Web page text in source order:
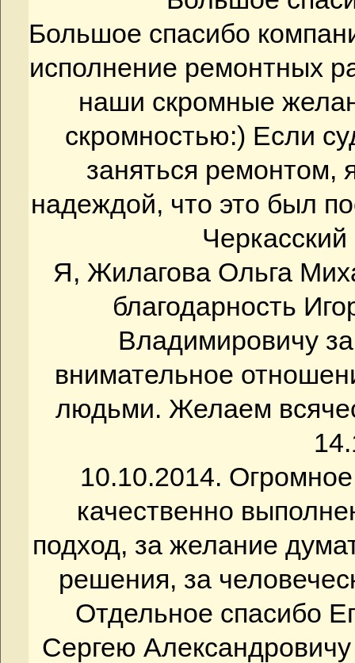
Большое спасибо
исполнение ремонтных
наши скромные
скромностью:) Если
заняться ремонтом,
надеждой, что это был
Я, Жилагова Ольга
благодарность
Владимировичу
внимательное
людьми. Желаем
10.10.2014.
качественно
подход, за желание
решения, за
Отдельное спасибо
Сергею